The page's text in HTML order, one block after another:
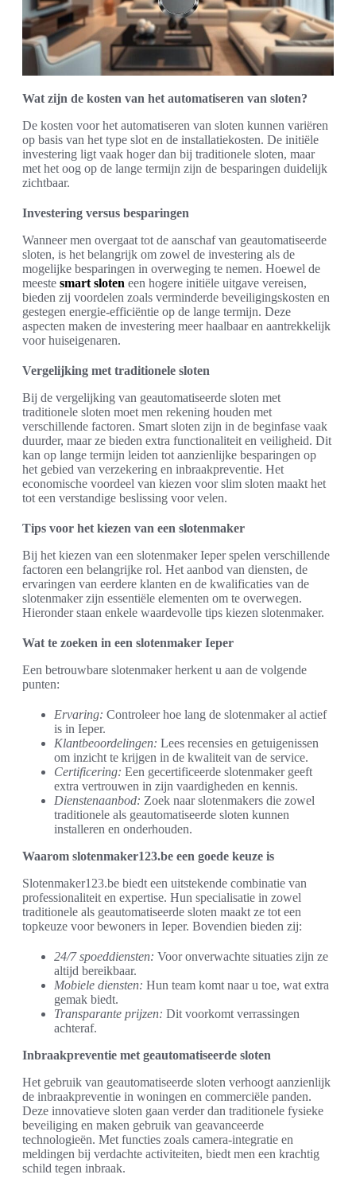
Wat zijn de kosten van het automatiseren van sloten?
De kosten voor het automatiseren van sloten kunnen variëren
op basis van het type slot en de installatiekosten. De initiële
investering ligt vaak hoger dan bij traditionele sloten, maar
met het oog op de lange termijn zijn de besparingen duidelijk
zichtbaar.
Investering versus besparingen
Wanneer men overgaat tot de aanschaf van geautomatiseerde
sloten, is het belangrijk om zowel de investering als de
mogelijke besparingen in overweging te nemen. Hoewel de
meeste smart sloten een hogere initiële uitgave vereisen,
bieden zij voordelen zoals verminderde beveiligingskosten en
gestegen energie-efficiëntie op de lange termijn. Deze
aspecten maken de investering meer haalbaar en aantrekkelijk
voor huiseigenaren.
Vergelijking met traditionele sloten
Bij de vergelijking van geautomatiseerde sloten met
traditionele sloten moet men rekening houden met
verschillende factoren. Smart sloten zijn in de beginfase vaak
duurder, maar ze bieden extra functionaliteit en veiligheid. Dit
kan op lange termijn leiden tot aanzienlijke besparingen op
het gebied van verzekering en inbraakpreventie. Het
economische voordeel van kiezen voor slim sloten maakt het
tot een verstandige beslissing voor velen.
Tips voor het kiezen van een slotenmaker
Bij het kiezen van een slotenmaker Ieper spelen verschillende
factoren een belangrijke rol. Het aanbod van diensten, de
ervaringen van eerdere klanten en de kwalificaties van de
slotenmaker zijn essentiële elementen om te overwegen.
Hieronder staan enkele waardevolle tips kiezen slotenmaker.
Wat te zoeken in een slotenmaker Ieper
Een betrouwbare slotenmaker herkent u aan de volgende
punten:
Ervaring: Controleer hoe lang de slotenmaker al actief
is in Ieper.
Klantbeoordelingen: Lees recensies en getuigenissen
om inzicht te krijgen in de kwaliteit van de service.
Certificering: Een gecertificeerde slotenmaker geeft
extra vertrouwen in zijn vaardigheden en kennis.
Dienstenaanbod: Zoek naar slotenmakers die zowel
traditionele als geautomatiseerde sloten kunnen
installeren en onderhouden.
Waarom slotenmaker123.be een goede keuze is
Slotenmaker123.be biedt een uitstekende combinatie van
professionaliteit en expertise. Hun specialisatie in zowel
traditionele als geautomatiseerde sloten maakt ze tot een
topkeuze voor bewoners in Ieper. Bovendien bieden zij:
24/7 spoeddiensten: Voor onverwachte situaties zijn ze
altijd bereikbaar.
Mobiele diensten: Hun team komt naar u toe, wat extra
gemak biedt.
Transparante prijzen: Dit voorkomt verrassingen
achteraf.
Inbraakpreventie met geautomatiseerde sloten
Het gebruik van geautomatiseerde sloten verhoogt aanzienlijk
de inbraakpreventie in woningen en commerciële panden.
Deze innovatieve sloten gaan verder dan traditionele fysieke
beveiliging en maken gebruik van geavanceerde
technologieën. Met functies zoals camera-integratie en
meldingen bij verdachte activiteiten, biedt men een krachtig
schild tegen inbraak.